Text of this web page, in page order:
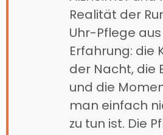
Realität der
Uhr-Pflege
Erfahrung: die
der Nacht, die
und die
man einfach
zu tun ist. Die